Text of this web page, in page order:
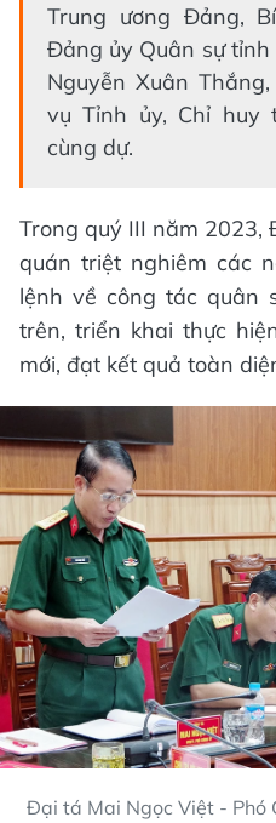
Trung ương Đảng,
Đảng ủy Quân sự
Nguyễn Xuân
vụ Tỉnh ủy, Chỉ huy
cùng dự.
Trong quý III năm 2023,
quán triệt nghiêm các
lệnh về công tác quân
trên, triển khai thực
mới, đạt kết quả toàn
Đại tá Mai Ngọc Việt - Phó